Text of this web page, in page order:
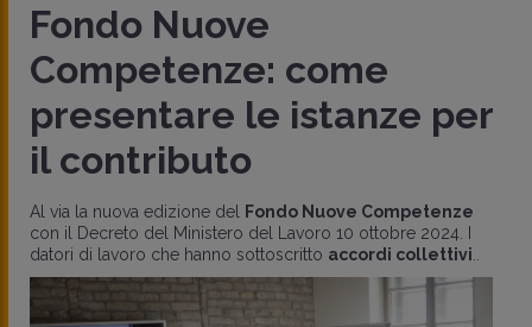
Fondo Nuove
Competenze: come
presentare le istanze per
il contributo
Al via la nuova edizione del
Fondo Nuove Competenze
con il Decreto del Ministero del Lavoro 10 ottobre 2024. I
datori di lavoro che hanno sottoscritto accordi collettivi